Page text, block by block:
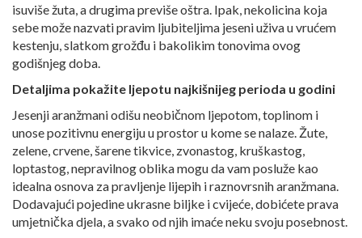
isuviše žuta, a drugima previše oštra. Ipak, nekolicina koja
sebe može nazvati pravim ljubiteljima jeseni uživa u vrućem
kestenju, slatkom grožđu i bakolikim tonovima ovog
godišnjeg doba.
Detaljima pokažite ljepotu najkišnijeg perioda u godini
Jesenji aranžmani odišu neobičnom ljepotom, toplinom i
unose pozitivnu energiju u prostor u kome se nalaze. Žute,
zelene, crvene, šarene tikvice, zvonastog, kruškastog,
loptastog, nepravilnog oblika mogu da vam posluže kao
idealna osnova za pravljenje lijepih i raznovrsnih aranžmana.
Dodavajući pojedine ukrasne biljke i cvijeće, dobićete prava
umjetnička djela, a svako od njih imaće neku svoju posebnost.